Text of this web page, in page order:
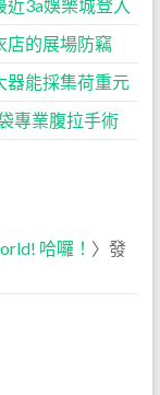
3a娛樂城登入
店的展場防竊
器能採集荷重元
專業腹拉手術
哈囉！ 〉發